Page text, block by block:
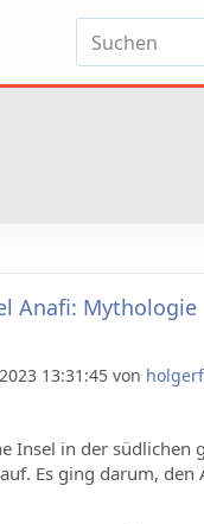
Anafi: Mythologie
13:31:45 von
Insel in der südlichen
Es ging darum,